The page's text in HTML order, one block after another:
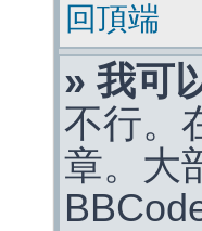
回頂端
» 我可
不行。
章。大